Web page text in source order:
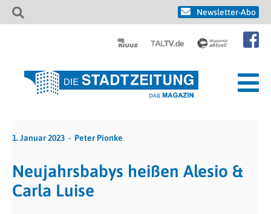
Newsletter-Abo
1. Januar 2023 Peter Pionke
Neujahrsbabys heißen Alesio &
Carla Luise